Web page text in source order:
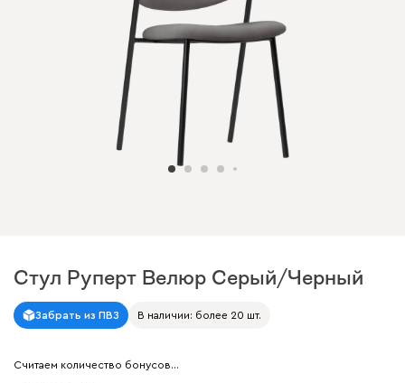
Стул Руперт Велюр Серый/Черный
Арт. 298980
Забрать из ПВЗ В наличии: более 20 шт.
Считаем количество бонусов…